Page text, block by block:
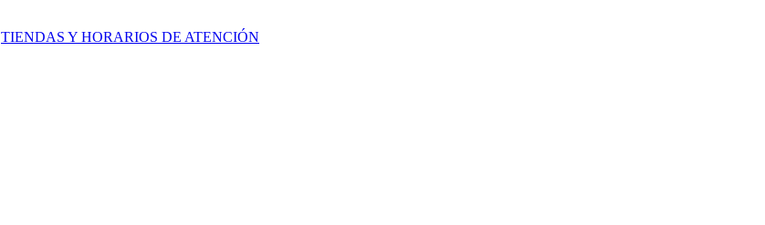
TIENDAS Y HORARIOS DE ATENCIÓN